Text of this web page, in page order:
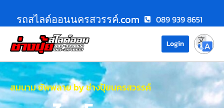
รถสไลด์ออนนครสวรรค์.com 089 939 8651
Login
สมนาม ซัพพลาย by ช่างปุ้ยนครสวรรค์